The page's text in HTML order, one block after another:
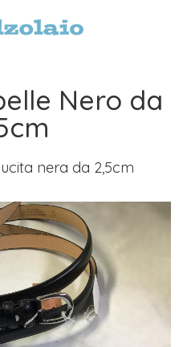
Nero da
nera da 2,5cm